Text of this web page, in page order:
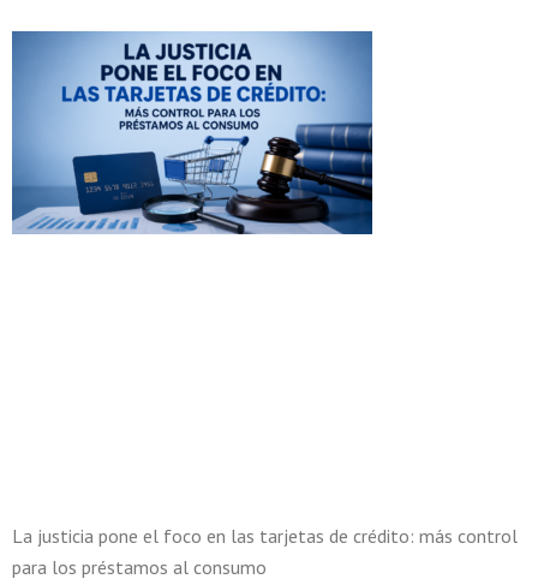
La justicia pone el foco en las tarjetas de crédito: más control
para los préstamos al consumo